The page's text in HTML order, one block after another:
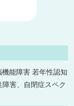
能障害 若年性認知
害、自閉症スペク